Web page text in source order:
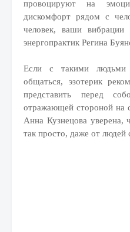
провоцируют на
дискомфорт рядом с
человек, ваши
энергопрактик Регина
Если с такими людьми
общаться, эзотерик
представить перед
отражающей стороной на
Анна Кузнецова уверена,
так просто, даже от людей